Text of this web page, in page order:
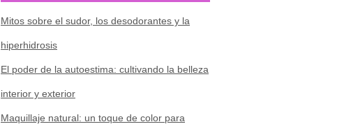
Mitos sobre el sudor, los desodorantes y la
hiperhidrosis
El poder de la autoestima: cultivando la belleza
interior y exterior
Maquillaje natural: un toque de color para